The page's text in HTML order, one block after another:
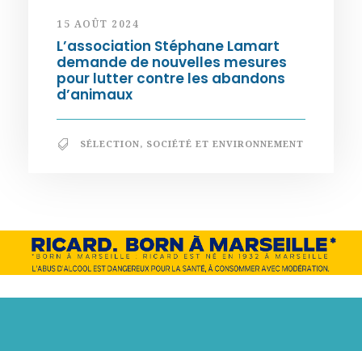
15 AOÛT 2024
L’association Stéphane Lamart
demande de nouvelles mesures
pour lutter contre les abandons
d’animaux
SÉLECTION, SOCIÉTÉ ET ENVIRONNEMENT